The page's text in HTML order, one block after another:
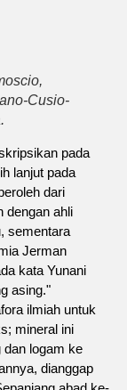
Cusio-
pada
lanjut pada
dari
dengan ahli
sementara
Jerman
kata Yunani
asing."
ilmiah untuk
mineral ini
dan logam ke
dianggap